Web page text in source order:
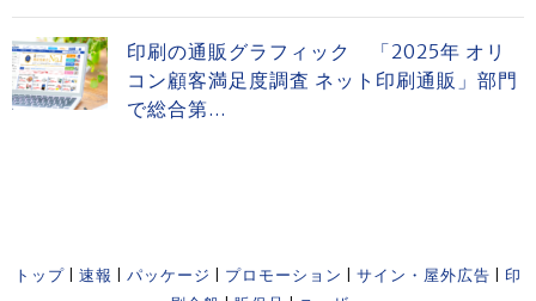
印刷の通販グラフィック 「2025年 オリ
コン顧客満足度調査 ネット印刷通販」部門
で総合第...
トップ 速報 パッケージ プロモーション サイン・屋外広告
印